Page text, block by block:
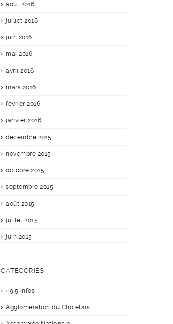
août 2016
juillet 2016
juin 2016
mai 2016
avril 2016
mars 2016
février 2016
janvier 2016
décembre 2015
novembre 2015
octobre 2015
septembre 2015
août 2015
juillet 2015
juin 2015
CATÉGORIES
49.5 infos
Agglomération du Choletais